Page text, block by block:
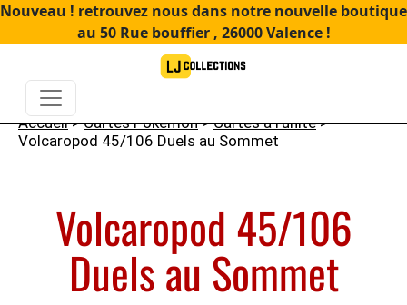
Nouveau ! retrouvez nous dans notre nouvelle boutique
au 50 Rue bouffier , 26000 Valence !
Accueil>Cartes Pokémon>Cartes à l'unité>
Volcaropod 45/106 Duels au Sommet
Volcaropod 45/106
Duels au Sommet